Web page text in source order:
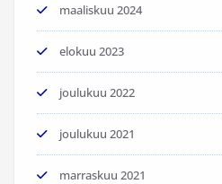
maaliskuu 2024
elokuu 2023
joulukuu 2022
joulukuu 2021
marraskuu 2021